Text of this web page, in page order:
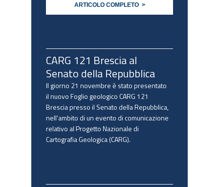
ARTICOLO COMPLETO >
CARG 121 Brescia al
Senato della Repubblica
Il giorno 21 novembre è stato presentato
il nuovo Foglio geologico CARG 121
Brescia presso il Senato della Repubblica,
nell'ambito di un evento di comunicazione
relativo al Progetto Nazionale di
Cartografia Geologica (CARG).